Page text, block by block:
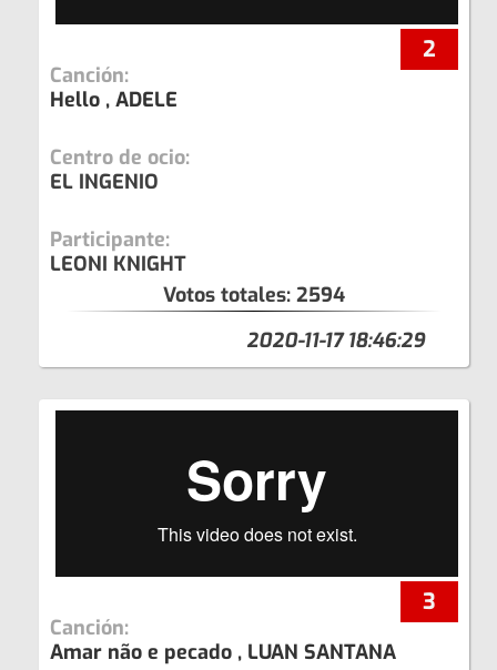
2
Canción:
Hello , ADELE
Centro de ocio:
EL INGENIO
Participante:
LEONI KNIGHT
Votos totales: 2594
2020-11-17 18:46:29
3
Canción:
Amar não e pecado , LUAN SANTANA